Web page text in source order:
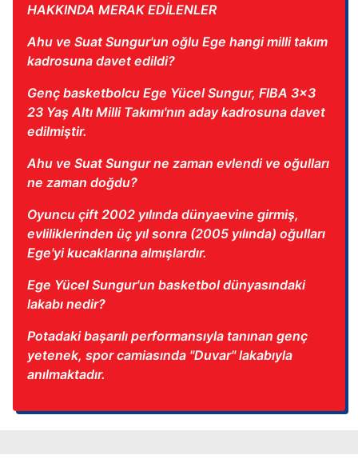
HAKKINDA MERAK EDİLENLER
Ahu ve Suat Sungur'un oğlu Ege hangi milli takım
kadrosuna davet edildi?
Genç basketbolcu Ege Yücel Sungur, FIBA 3x3
23 Yaş Altı Milli Takımı'nın aday kadrosuna davet
edilmiştir.
Ahu ve Suat Sungur ne zaman evlendi ve oğulları
ne zaman doğdu?
Oyuncu çift 2002 yılında dünyaevine girmiş,
evliliklerinden üç yıl sonra (2005 yılında) oğulları
Ege'yi kucaklarına almışlardır.
Ege Yücel Sungur'un basketbol dünyasındaki
lakabı nedir?
Potadaki başarılı performansıyla tanınan genç
yetenek, spor camiasında "Duvar" lakabıyla
anılmaktadır.